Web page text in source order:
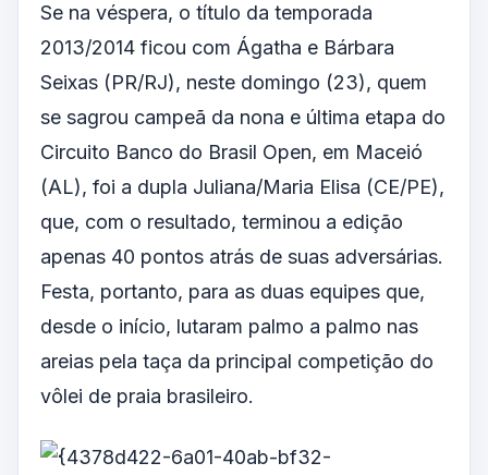
Se na véspera, o título da temporada
2013/2014 ficou com Ágatha e Bárbara
Seixas (PR/RJ), neste domingo (23), quem
se sagrou campeã da nona e última etapa do
Circuito Banco do Brasil Open, em Maceió
(AL), foi a dupla Juliana/Maria Elisa (CE/PE),
que, com o resultado, terminou a edição
apenas 40 pontos atrás de suas adversárias.
Festa, portanto, para as duas equipes que,
desde o início, lutaram palmo a palmo nas
areias pela taça da principal competição do
vôlei de praia brasileiro.